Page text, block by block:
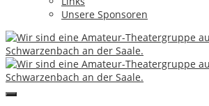
Unsere Sponsoren
Wenn im Saal das Licht ausgeht
Keine halbe Sachen
Impressum & Datenschutz
Copyright by Theatergruppe Förbau e.V.